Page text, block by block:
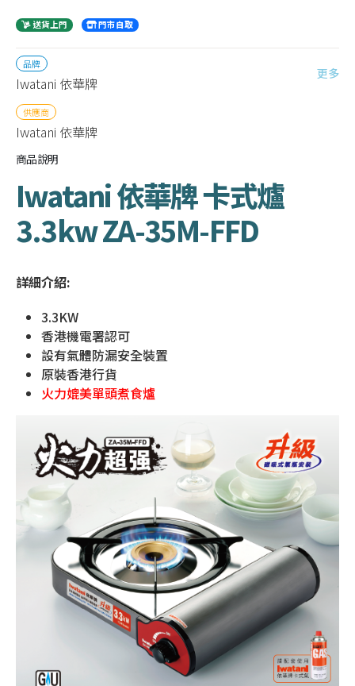
送貨上門 門市自取
品牌
Iwatani 依華牌
更多
供應商
Iwatani 依華牌
商品說明
Iwatani 依華牌 卡式爐
3.3kw ZA-35M-FFD
詳細介紹:
3.3KW
香港機電署認可
設有氣體防漏安全裝置
原裝香港行貨
火力媲美單頭煮食爐